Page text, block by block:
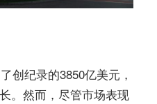
创纪录的3850亿美元，
。然而，尽管市场表现